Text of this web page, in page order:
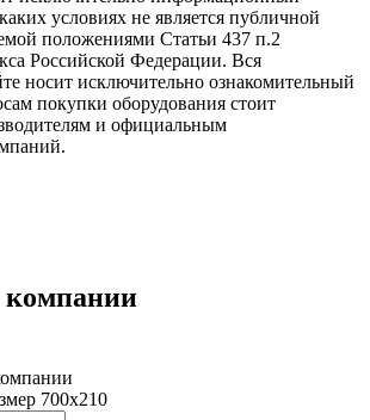
условиях не является публичной
положениями Статьи 437 п.2
Российской Федерации. Вся
носит исключительно ознакомительный
покупки оборудования стоит
и официальным
компании
700х210